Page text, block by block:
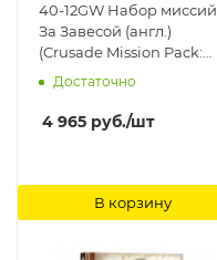
40-12GW Набор миссий
За Завесой (англ.)
(Crusade Mission Pack:
Beyond the Veil (Eng))
Games Workshop
Достаточно
4 965 руб./шт
В корзину